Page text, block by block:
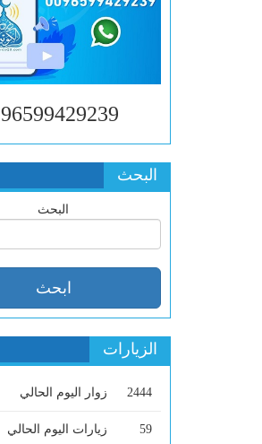
96599429239+
البحث
البحث
الزيارات
2444 زوار اليوم الحالي
59 زيارات اليوم الحالي